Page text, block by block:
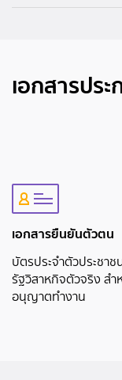
เอกสารปร
เอกสารยืนยันตัวตน
บัตรประจำตัวประชา
รัฐวิสาหกิจตัวจริง สำ
อนุญาตทำงาน